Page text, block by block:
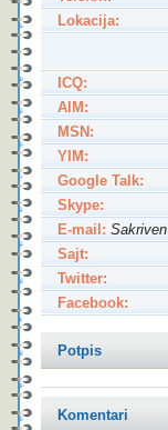
Lokacija:
ICQ:
AIM:
MSN:
YIM:
Google Talk:
Skype:
E-mail: Sakriven
Sajt:
Twitter:
Facebook:
Potpis
Komentari